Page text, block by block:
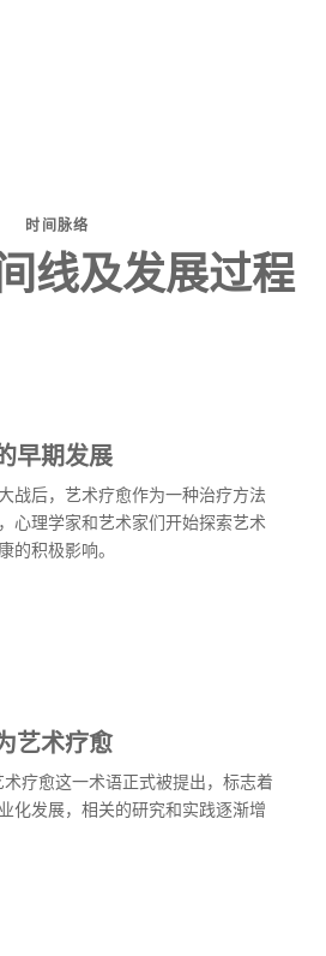
时间脉络
线及发展过程
早期发展
战后，艺术疗愈作为一种治疗方法
心理学家和艺术家们开始探索艺术
的积极影响。
艺术疗愈
疗愈这一术语正式被提出，标志着
化发展，相关的研究和实践逐渐增